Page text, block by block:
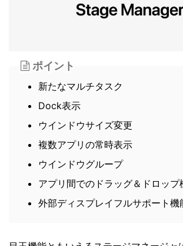
ポイント
新たなマルチタスク
Dock表示
ウインドウサイズ変更
複数アプリの常時表示
ウインドウグループ
アプリ間でのドラッグ＆ドロップ
外部ディスプレイフルサポート機